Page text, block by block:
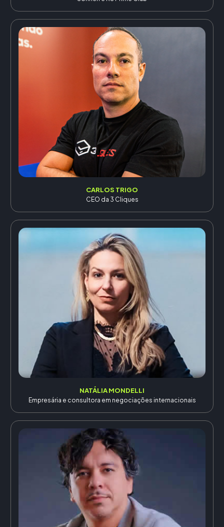
CARLOS TRIGO
CEO da 3 Cliques
NATÁLIA MONDELLI
Empresária e consultora em negociações internacionais